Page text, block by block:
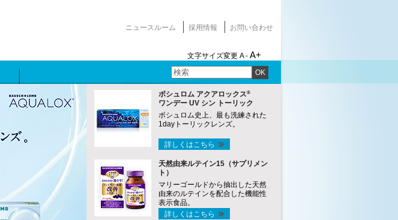
ニュースルーム 採用情報 お問い合わせ
文字サイズ変更 A - A+
OK
ボシュロム アクアロックス®
ワンデー UV シン トーリック
ボシュロム史上、最も洗練された
1dayトーリックレンズ。
詳しくはこちら
天然由来ルテイン15（サプリメン
ト）
マリーゴールドから抽出した天然
由来のルテインを配合した機能性
表示食品。
詳しくはこちら